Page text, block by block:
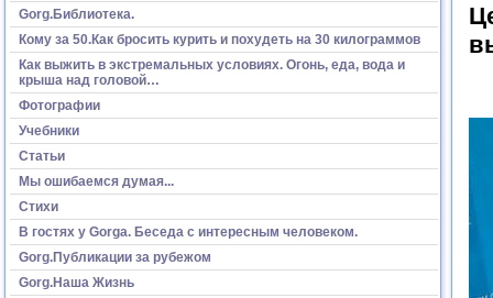
Gorg.Библиотека.
Кому за 50.Как бросить курить и похудеть на 30 килограммов
Как выжить в экстремальных условиях. Огонь, еда, вода и
крыша над головой…
Фотографии
Учебники
Статьи
Мы ошибаемся думая...
Стихи
В гостях у Gorga. Беседа с интересным человеком.
Gorg.Публикации за рубежом
Gorg.Наша Жизнь